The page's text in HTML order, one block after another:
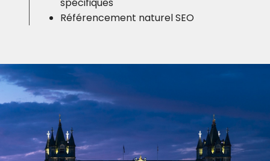
Référencement naturel SEO